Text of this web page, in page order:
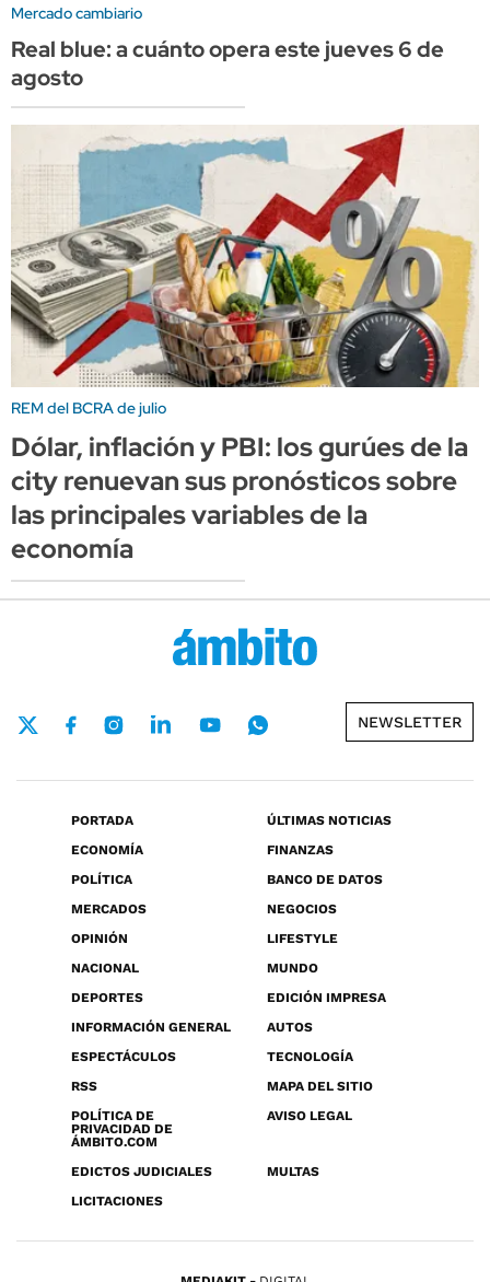
Mercado cambiario
Real blue: a cuánto opera este jueves 6 de
agosto
REM del BCRA de julio
Dólar, inflación y PBI: los gurúes de la
city renuevan sus pronósticos sobre
las principales variables de la
economía
NEWSLETTER
PORTADA
ÚLTIMAS NOTICIAS
ECONOMÍA
FINANZAS
POLÍTICA
BANCO DE DATOS
MERCADOS
NEGOCIOS
OPINIÓN
LIFESTYLE
NACIONAL
MUNDO
DEPORTES
EDICIÓN IMPRESA
INFORMACIÓN GENERAL
AUTOS
ESPECTÁCULOS
TECNOLOGÍA
RSS
MAPA DEL SITIO
POLÍTICA DE
PRIVACIDAD DE
ÁMBITO.COM
AVISO LEGAL
EDICTOS JUDICIALES
MULTAS
LICITACIONES